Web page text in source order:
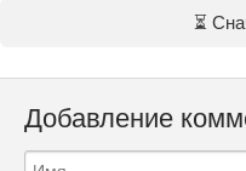
⏳
Добавление